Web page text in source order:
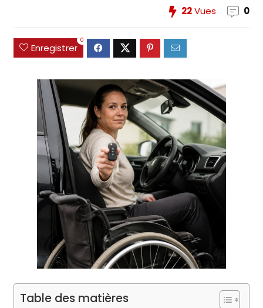
22Vues 0
Enregistrer
0
Table des matières